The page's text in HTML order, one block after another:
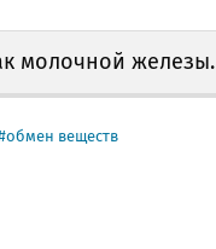
молочной железы.
обмен веществ